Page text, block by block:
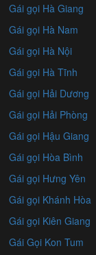
Gái gọi Hà Giang
Gái gọi Hà Nam
Gái gọi Hà Nội
Gái gọi Hà Tĩnh
Gái gọi Hải Dương
Gái gọi Hải Phòng
Gái gọi Hậu Giang
Gái gọi Hòa Bình
Gái gọi Hưng Yên
Gái gọi Khánh Hòa
Gái gọi Kiên Giang
Gái Gọi Kon Tum